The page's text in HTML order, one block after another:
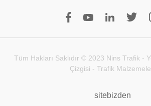
Tüm Hakları Saklıdır © 2023 Nins Trafik -
Çizgisi - Trafik
sitebizden